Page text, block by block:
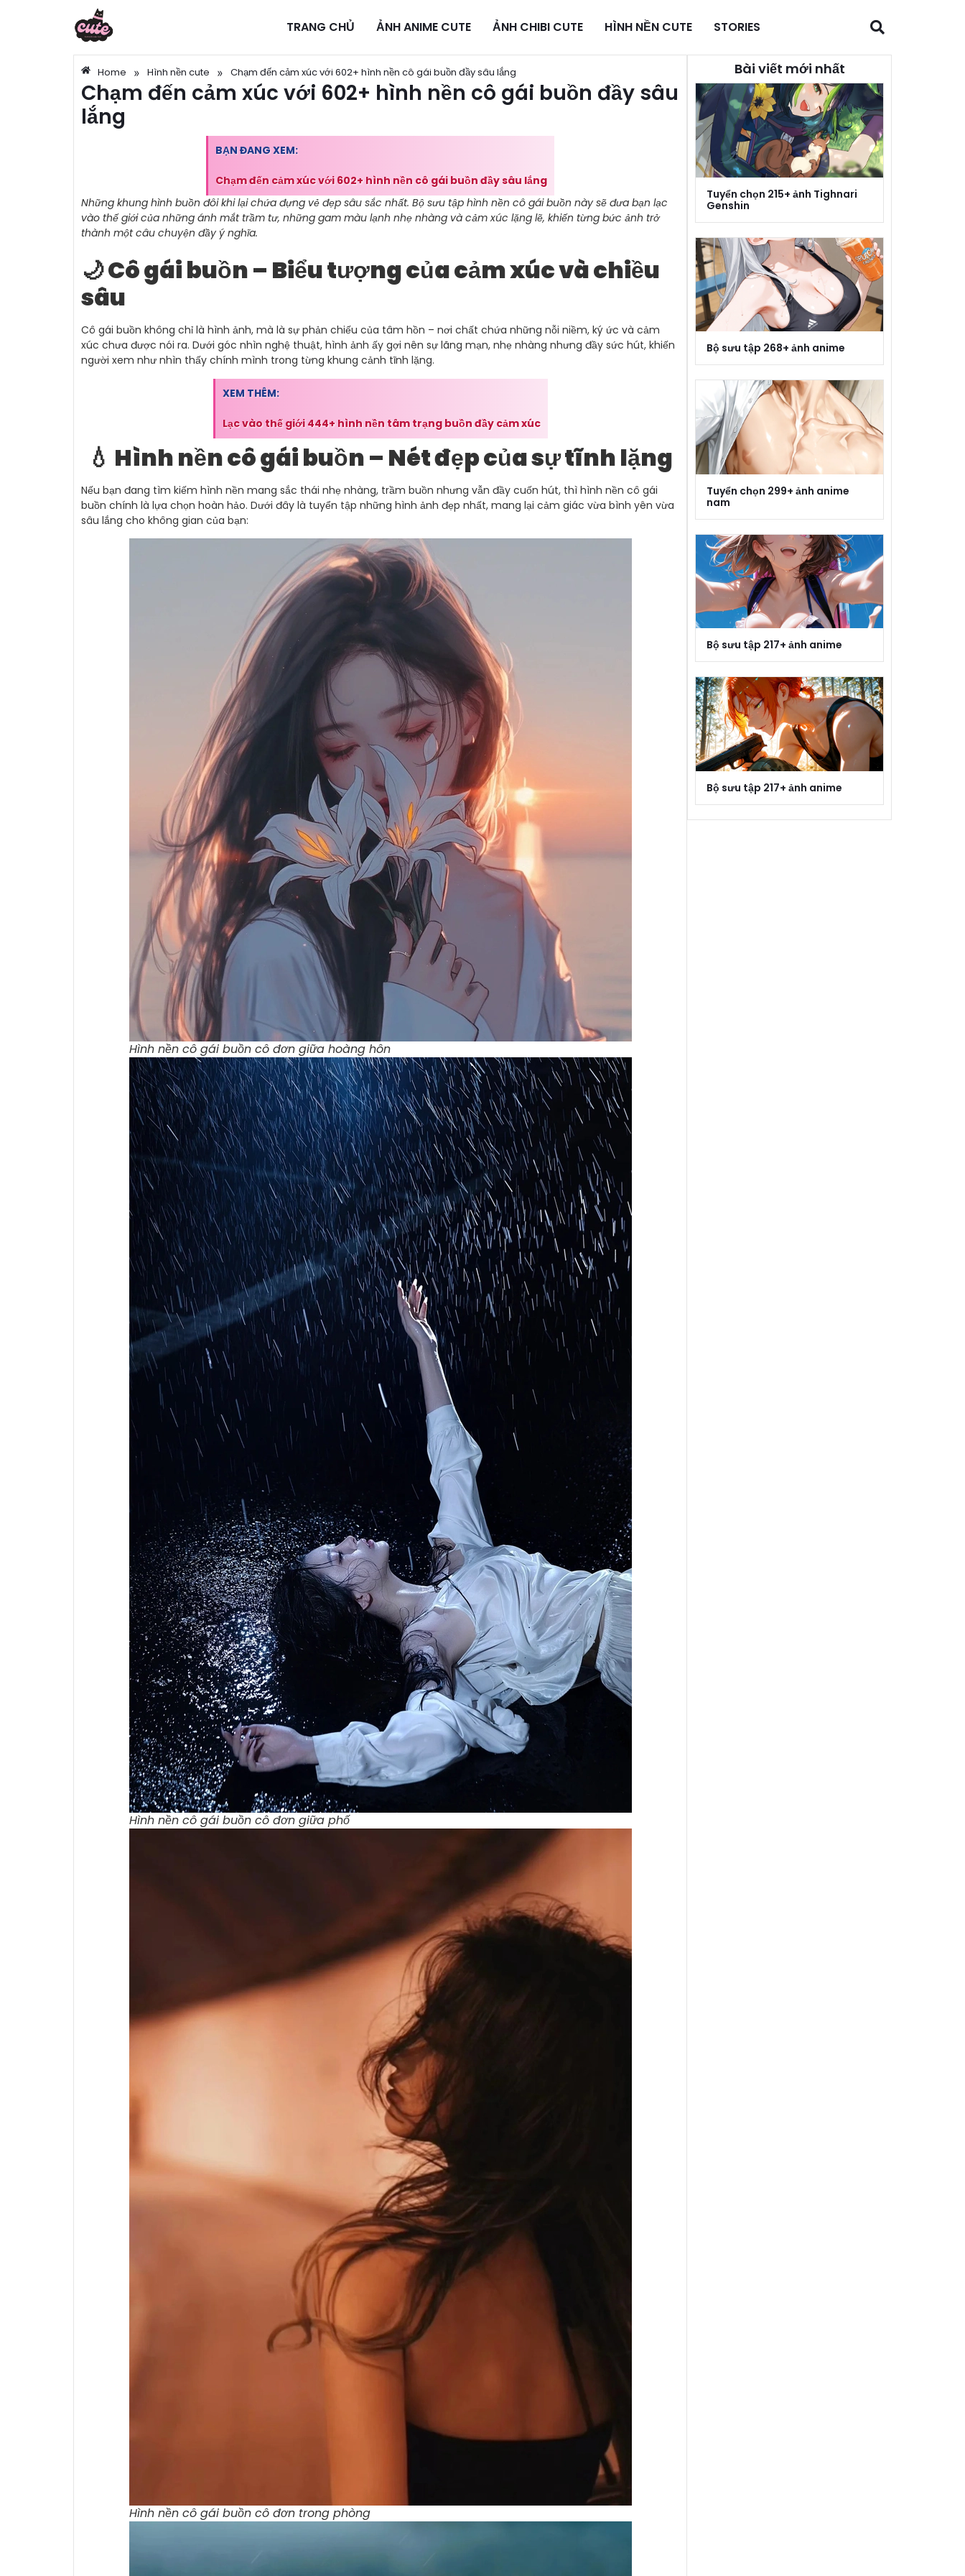
TRANG CHỦ ẢNH ANIME CUTE ẢNH CHIBI CUTE HÌNH NỀN CUTE STORIES
Home » Hình nền cute » Chạm đến cảm xúc với 602+ hình nền cô gái buồn đầy sâu lắng
Chạm đến cảm xúc với 602+ hình nền cô gái buồn đầy sâu
lắng
BẠN ĐANG XEM:
Chạm đến cảm xúc với 602+ hình nền cô gái buồn đầy sâu lắng
Những khung hình buồn đôi khi lại chứa đựng vẻ đẹp sâu sắc nhất. Bộ sưu tập hình nền cô gái buồn này sẽ đưa bạn lạc
vào thế giới của những ánh mắt trầm tư, những gam màu lạnh nhẹ nhàng và cảm xúc lặng lẽ, khiến từng bức ảnh trở
thành một câu chuyện đầy ý nghĩa.
🌙 Cô gái buồn – Biểu tượng của cảm xúc và chiều
sâu
Cô gái buồn không chỉ là hình ảnh, mà là sự phản chiếu của tâm hồn – nơi chất chứa những nỗi niềm, ký ức và cảm
xúc chưa được nói ra. Dưới góc nhìn nghệ thuật, hình ảnh ấy gợi nên sự lãng mạn, nhẹ nhàng nhưng đầy sức hút, khiến
người xem như nhìn thấy chính mình trong từng khung cảnh tĩnh lặng.
XEM THÊM:
Lạc vào thế giới 444+ hình nền tâm trạng buồn đầy cảm xúc
💧 Hình nền cô gái buồn – Nét đẹp của sự tĩnh lặng
Nếu bạn đang tìm kiếm hình nền mang sắc thái nhẹ nhàng, trầm buồn nhưng vẫn đầy cuốn hút, thì hình nền cô gái
buồn chính là lựa chọn hoàn hảo. Dưới đây là tuyển tập những hình ảnh đẹp nhất, mang lại cảm giác vừa bình yên vừa
sâu lắng cho không gian của bạn:
Hình nền cô gái buồn cô đơn giữa hoàng hôn
Hình nền cô gái buồn cô đơn giữa phố
Hình nền cô gái buồn cô đơn trong phòng
Bài viết mới nhất
Tuyển chọn 215+ ảnh Tighnari
Genshin
Bộ sưu tập 268+ ảnh anime
Tuyển chọn 299+ ảnh anime
nam
Bộ sưu tập 217+ ảnh anime
Bộ sưu tập 217+ ảnh anime